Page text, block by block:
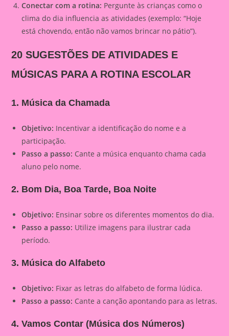
Conectar com a rotina: Pergunte às crianças como o
clima do dia influencia as atividades (exemplo: “Hoje
está chovendo, então não vamos brincar no pátio”).
20 SUGESTÕES DE ATIVIDADES E
MÚSICAS PARA A ROTINA ESCOLAR
1. Música da Chamada
Objetivo: Incentivar a identificação do nome e a
participação.
Passo a passo: Cante a música enquanto chama cada
aluno pelo nome.
2. Bom Dia, Boa Tarde, Boa Noite
Objetivo: Ensinar sobre os diferentes momentos do dia.
Passo a passo: Utilize imagens para ilustrar cada
período.
3. Música do Alfabeto
Objetivo: Fixar as letras do alfabeto de forma lúdica.
Passo a passo: Cante a canção apontando para as letras.
4. Vamos Contar (Música dos Números)